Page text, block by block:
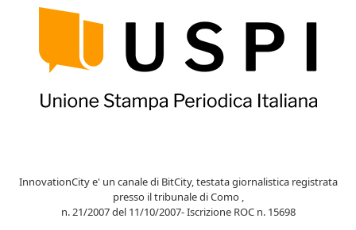
InnovationCity e' un canale di BitCity, testata giornalistica registrata
presso il tribunale di Como ,
n. 21/2007 del 11/10/2007- Iscrizione ROC n. 15698